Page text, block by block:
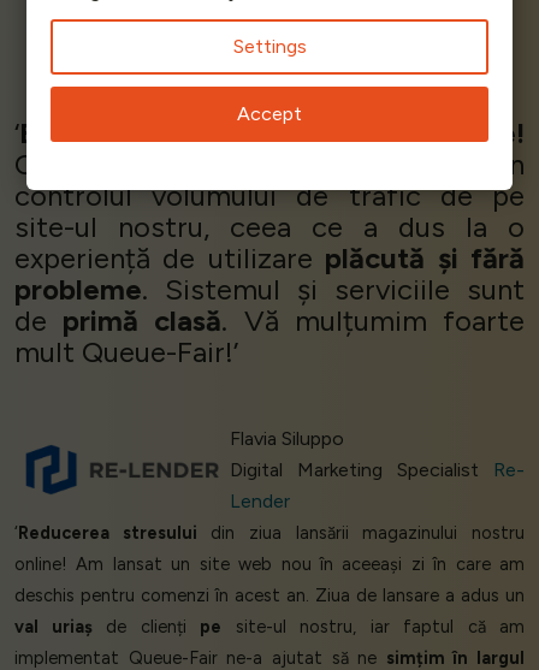
Martin N - Enterprise Chief
Zonart
‘Este uimitor! Queue-Fair e tare!
Queue-Fair a fost
în
controlul volumului de trafic de pe
site-ul nostru, ceea ce a dus la o
experiență de utilizare plăcută și fără
probleme. Sistemul și serviciile sunt
de primă clasă. Vă mulțumim foarte
mult Queue-Fair!’
Flavia Siluppo
Digital Marketing Specialist
Re-
Lender
‘Reducerea stresului din ziua lansării magazinului nostru
online! Am lansat un site web nou în aceeași zi în care am
deschis pentru comenzi în acest an. Ziua de lansare a adus un
val uriaș de clienți pe site-ul nostru, iar faptul că am
implementat Queue-Fair ne-a ajutat să ne simțim în largul
Settings
Accept